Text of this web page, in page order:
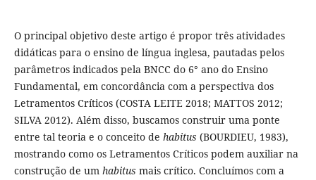
O principal objetivo deste artigo é propor três atividades
didáticas para o ensino de língua inglesa, pautadas pelos
parâmetros indicados pela BNCC do 6° ano do Ensino
Fundamental, em concordância com a perspectiva dos
Letramentos Críticos (COSTA LEITE 2018; MATTOS 2012;
SILVA 2012). Além disso, buscamos construir uma ponte
entre tal teoria e o conceito de habitus (BOURDIEU, 1983),
mostrando como os Letramentos Críticos podem auxiliar na
construção de um habitus mais crítico. Concluímos com a